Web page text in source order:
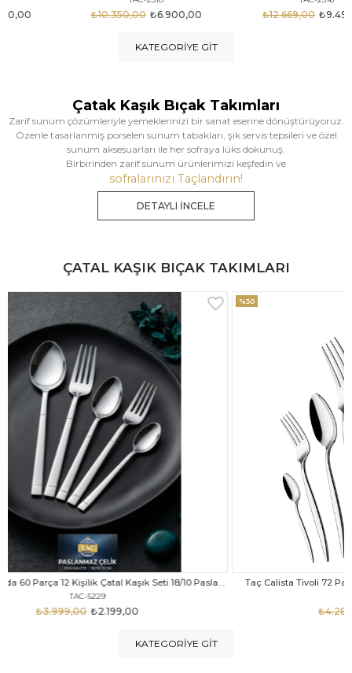
₺6.900,00
₺10.350,00 ₺9.499,00
KATEGORIYE GIT
Çatak Kaşık Bıçak Takımları
Zarif sunum çözümleriyle yemeklerinizi bir sanat eserine dönüştürüyoruz.
Özenle tasarlanmış porselen sunum tabakları, şık servis tepsileri ve özel
sunum aksesuarları ile her sofraya lüks dokunuş.
Birbirinden zarif sunum ürünlerimizi keşfedin ve
sofralarınızı Taçlandırın!
DETAYLI İNCELE
ÇATAL KAŞIK BIÇAK TAKIMLARI
Taç Felina Nida 60 Parça 12 Kişilik Çatal Kaşık Seti 18/10 Paslanmaz Çelik Taç Calista Tivoli 72 Parça 12 Kişilik Çatal Kaşık Bıçak Seti
₺4.289,00
Taç
KATEGORIYE GIT